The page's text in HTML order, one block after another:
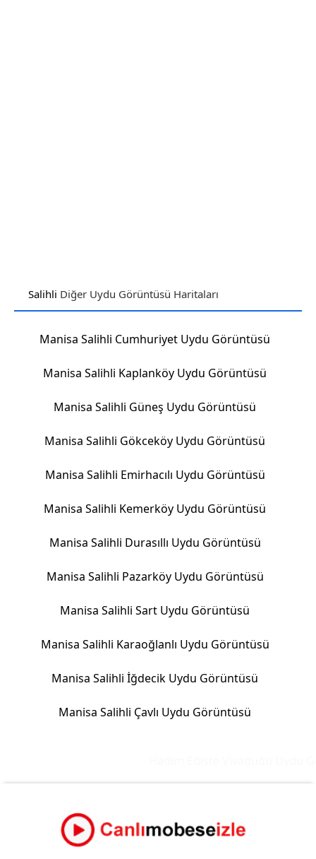
Salihli Diğer Uydu Görüntüsü Haritaları
Manisa Salihli Cumhuriyet Uydu Görüntüsü
Manisa Salihli Kaplanköy Uydu Görüntüsü
Manisa Salihli Güneş Uydu Görüntüsü
Manisa Salihli Gökceköy Uydu Görüntüsü
Manisa Salihli Emirhacılı Uydu Görüntüsü
Manisa Salihli Kemerköy Uydu Görüntüsü
Manisa Salihli Durasıllı Uydu Görüntüsü
Manisa Salihli Pazarköy Uydu Görüntüsü
Manisa Salihli Sart Uydu Görüntüsü
Manisa Salihli Karaoğlanlı Uydu Görüntüsü
Manisa Salihli İğdecik Uydu Görüntüsü
Manisa Salihli Çavlı Uydu Görüntüsü